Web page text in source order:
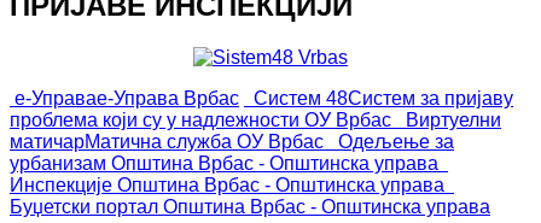
е-Управае-Управа Врбас Систем 48Систем за пријаву
проблема који су у надлежности ОУ Врбас
Виртуелни
матичарМатична служба ОУ Врбас
Одељење за
урбанизам Општина Врбас - Општинска управа
Инспекције Општина Врбас - Општинска управа
Буџетски портал Општина Врбас - Општинска управа